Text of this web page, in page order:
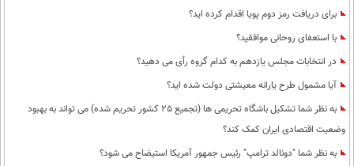
برای دریافت رمز دوم پویا اقدام کرده اید؟
با استعفای روحانی موافقید؟
در انتخابات مجلس یازدهم به کدام گروه رأی می دهید؟
آیا مشمول طرح یارانه معیشتی دولت شده اید؟
به نظر شما تشکیل باشگاه تحریمی ها (تجمیع 25 کشور تحریم شده) می تواند به بهبود
وضعیت اقتصادی ایران کمک کند؟
به نظر شما "دونالد ترامپ" رئیس جمهور آمریکا استیضاح می شود؟